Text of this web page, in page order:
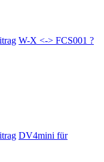
W-X <-> FCS001 ?
DV4mini für